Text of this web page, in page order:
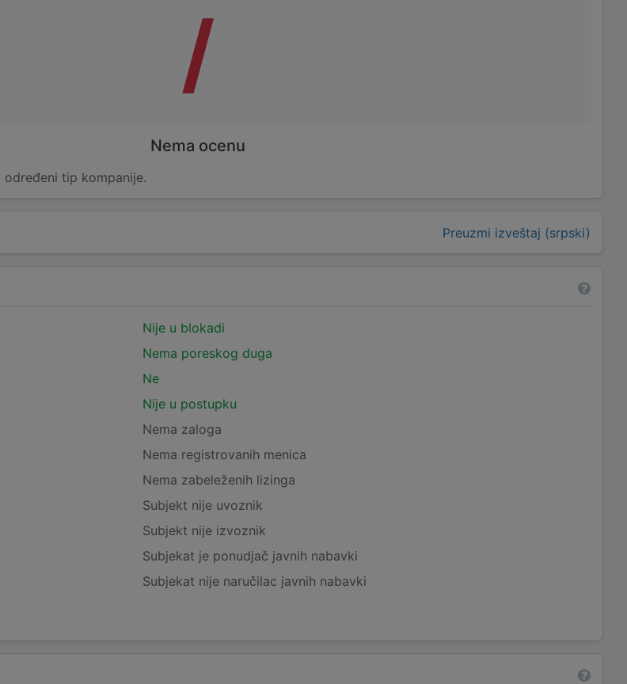
Preuzmi izveštaj (srpski)
/
Nema ocenu
određeni tip kompanije.
Nije u blokadi
Nema poreskog duga
Ne
Nije u postupku
Nema zaloga
Nema registrovanih menica
Nema zabeleženih lizinga
Subjekt nije uvoznik
Subjekt nije izvoznik
Subjekat je ponudjač javnih nabavki
Subjekat nije naručilac javnih nabavki